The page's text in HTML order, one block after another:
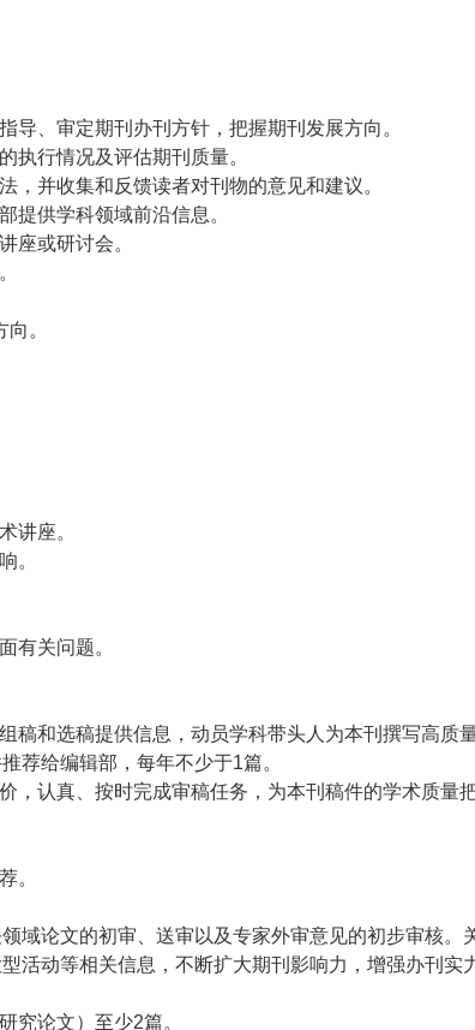
导、审定期刊办刊方针，把握期刊发展方向。
执行情况及评估期刊质量。
，并收集和反馈读者对刊物的意见和建议。
提供学科领域前沿信息。
座或研讨会。
。
讲座。
。
有关问题。
稿和选稿提供信息，动员学科带头人为本刊撰写高质
荐给编辑部，每年不少于1篇。
认真、按时完成审稿任务，为本刊稿件的学术质量把
。
域论文的初审、送审以及专家外审意见的初步审核。
活动等相关信息，不断扩大期刊影响力，增强办刊实
究论文）至少2篇。